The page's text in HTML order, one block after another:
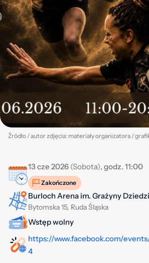
Źródło / autor zdjęcia: materiały organizatora /
13 cze 2026 (Sobota), godz. 11:00
Zakończone
Burloch Arena im. Grażyny
Bytomska 15, Ruda Śląska
Wstęp wolny
https://www.facebook.com/
4